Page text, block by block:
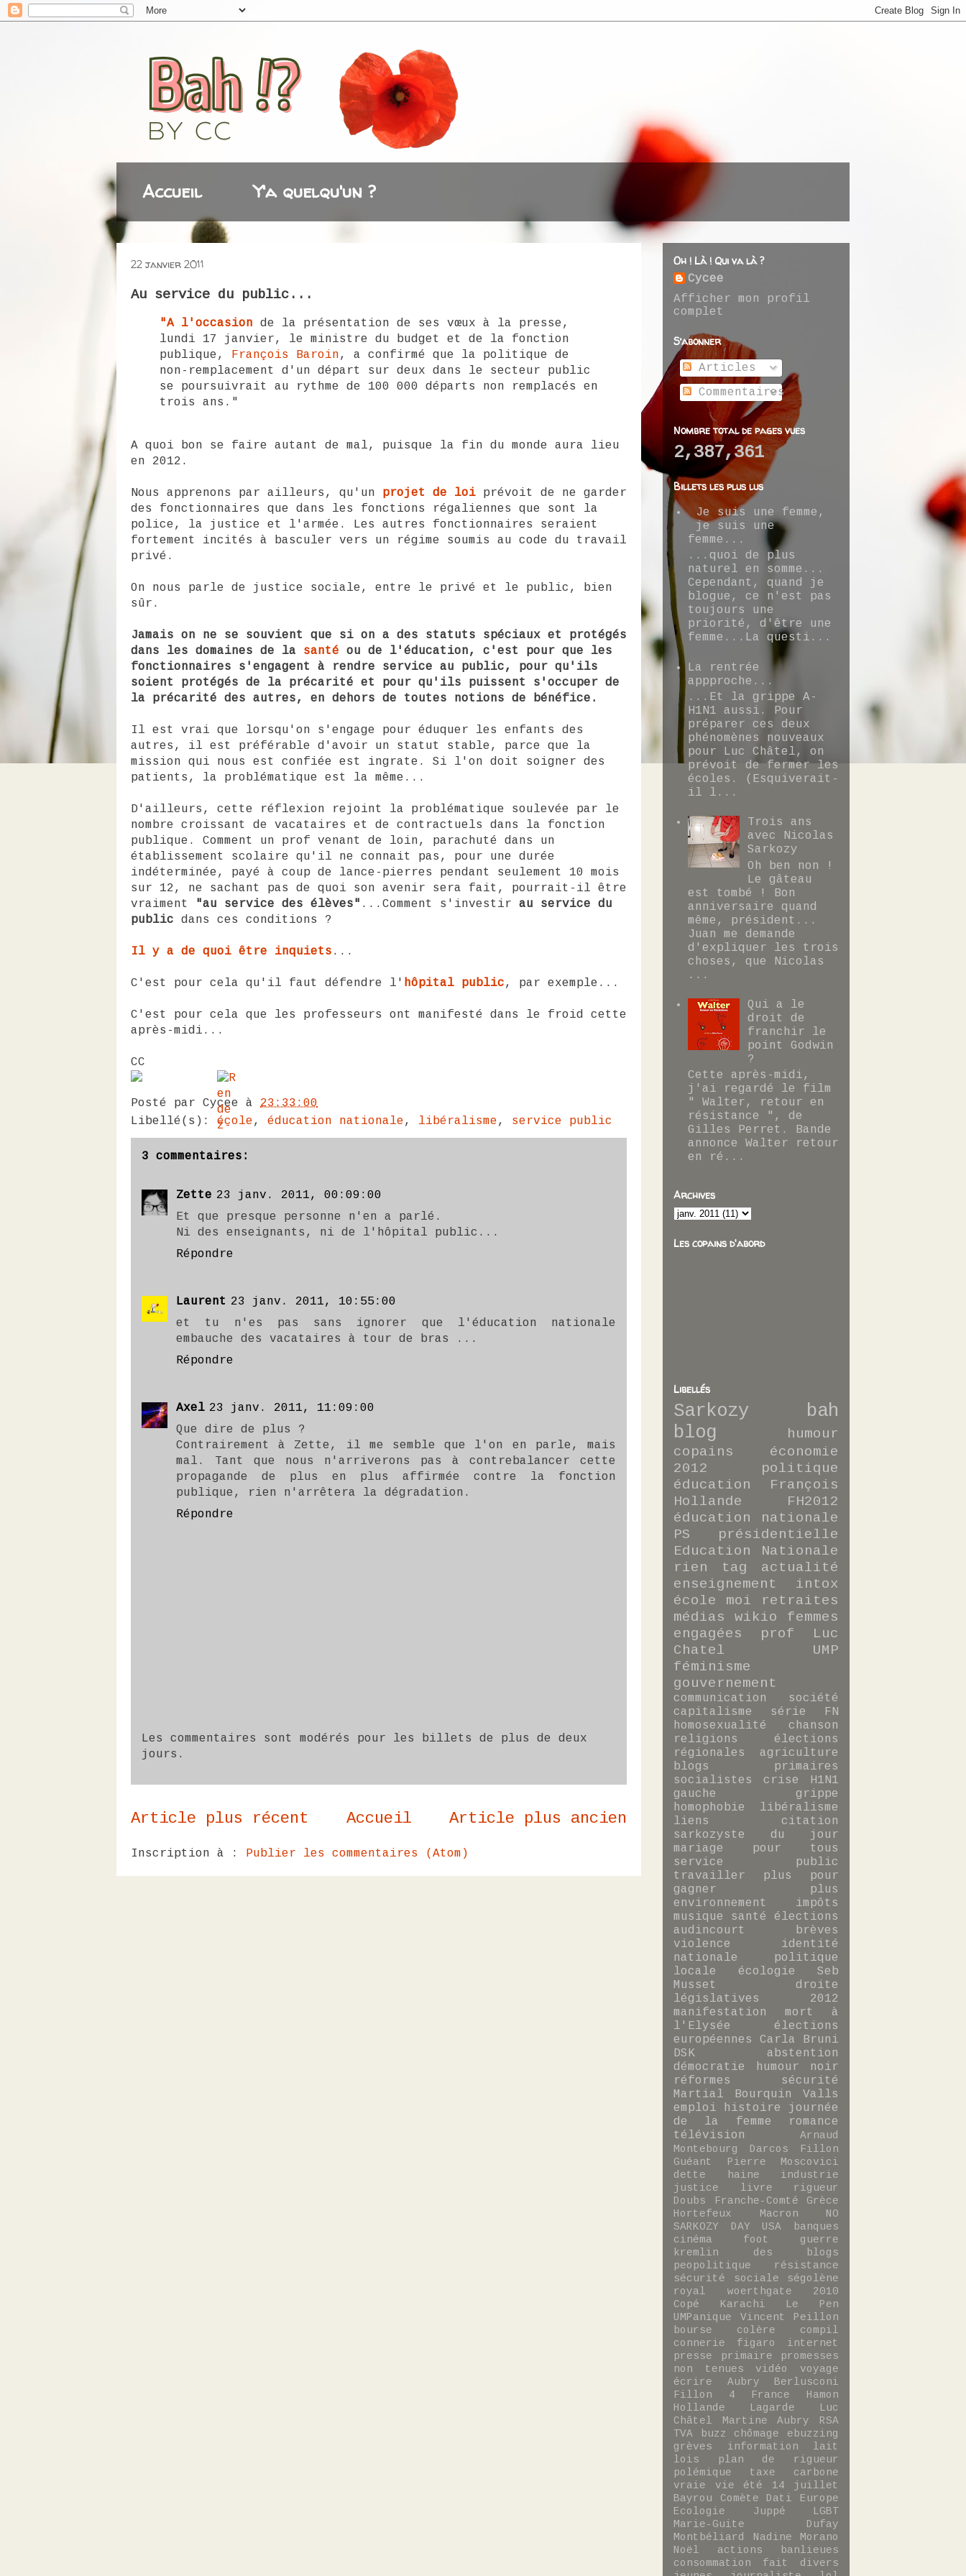
Accueil Y'a quelqu'un ?
22 janvier 2011
Au service du public...
"A l'occasion de la présentation de ses vœux à la presse,
lundi 17 janvier, le ministre du budget et de la fonction
publique, François Baroin, a confirmé que la politique de
non-remplacement d'un départ sur deux dans le secteur public
se poursuivrait au rythme de 100 000 départs non remplacés en
trois ans."
A quoi bon se faire autant de mal, puisque la fin du monde aura lieu
en 2012.
Nous apprenons par ailleurs, qu'un projet de loi prévoit de ne garder
des fonctionnaires que dans les fonctions régaliennes que sont la
police, la justice et l'armée. Les autres fonctionnaires seraient
fortement incités à basculer vers un régime soumis au code du travail
privé.
On nous parle de justice sociale, entre le privé et le public, bien
sûr.
Jamais on ne se souvient que si on a des statuts spéciaux et protégés
dans les domaines de la santé ou de l'éducation, c'est pour que les
fonctionnaires s'engagent à rendre service au public, pour qu'ils
soient protégés de la précarité et pour qu'ils puissent s'occuper de
la précarité des autres, en dehors de toutes notions de bénéfice.
Il est vrai que lorsqu'on s'engage pour éduquer les enfants des
autres, il est préférable d'avoir un statut stable, parce que la
mission qui nous est confiée est ingrate. Si l'on doit soigner des
patients, la problématique est la même...
D'ailleurs, cette réflexion rejoint la problématique soulevée par le
nombre croissant de vacataires et de contractuels dans la fonction
publique. Comment un prof venant de loin, parachuté dans un
établissement scolaire qu'il ne connait pas, pour une durée
indéterminée, payé à coup de lance-pierres pendant seulement 10 mois
sur 12, ne sachant pas de quoi son avenir sera fait, pourrait-il être
vraiment
"au service des élèves" ...Comment s'investir au service du
public dans ces conditions ?
Il y a de quoi être inquiets ...
C'est pour cela qu'il faut défendre l' hôpital public, par exemple...
C'est pour cela que les professeurs ont manifesté dans le froid cette
après-midi...
CC
Posté par Cycee à 23:33:00
Libellé(s): école, éducation nationale, libéralisme, service public
3 commentaires:
Zette 23 janv. 2011, 00:09:00
Et que presque personne n'en a parlé.
Ni des enseignants, ni de l'hôpital public...
Répondre
Laurent 23 janv. 2011, 10:55:00
et tu n'es pas sans ignorer que l'éducation nationale
embauche des vacataires à tour de bras ...
Répondre
Axel 23 janv. 2011, 11:09:00
Que dire de plus ?
Contrairement à Zette, il me semble que l'on en parle, mais
mal. Tant que nous n'arriverons pas à contrebalancer cette
propagande de plus en plus affirmée contre la fonction
publique, rien n'arrêtera la dégradation.
Répondre
Les commentaires sont modérés pour les billets de plus de deux
jours.
Article plus récent Article plus ancien
Accueil
Inscription à : Publier les commentaires (Atom)
Oh ! Là ! Qui va là ?
Cycee
Afficher mon profil
complet
S’abonner
Articles
Commentaires
Nombre total de pages vues
2,387,361
Billets les plus lus
Je suis une femme,
je suis une
femme...
...quoi de plus
naturel en somme...
Cependant, quand je
blogue, ce n'est pas
toujours une
priorité, d'être une
femme...La questi...
La rentrée
appproche...
...Et la grippe A-
H1N1 aussi. Pour
préparer ces deux
phénomènes nouveaux
pour Luc Châtel, on
prévoit de fermer les
écoles. (Esquiverait-
il l...
Trois ans
avec Nicolas
Sarkozy
Oh ben non !
Le gâteau
est tombé ! Bon
anniversaire quand
même, président...
Juan me demande
d'expliquer les trois
choses, que Nicolas
...
Qui a le
droit de
franchir le
point Godwin
?
Cette après-midi,
j'ai regardé le film
" Walter, retour en
résistance ", de
Gilles Perret. Bande
annonce Walter retour
en ré...
Archives
Les copains d'abord
Libellés
Sarkozy
bah
blog
humour
copains
économie
2012
politique
éducation
François
Hollande
FH2012
éducation nationale
PS
présidentielle
Education Nationale
rien
tag
actualité
enseignement
intox
école
moi
retraites
médias
wikio
femmes
engagées
prof
Luc
Chatel
UMP
féminisme
gouvernement
communication
société
capitalisme
série
FN
homosexualité
chanson
religions
élections
régionales
agriculture
blogs
primaires
socialistes
crise
H1N1
gauche
grippe
homophobie
libéralisme
liens
citation
sarkozyste du jour
mariage pour tous
service public
travailler plus pour
gagner plus
environnement
impôts
musique
santé
élections
audincourt
brèves
violence
identité
nationale
politique
locale
écologie
Seb
Musset
droite
législatives 2012
manifestation
mort à
l'Elysée
élections
européennes
Carla Bruni
DSK
abstention
démocratie
humour noir
réformes
sécurité
Martial Bourquin
Valls
emploi
histoire
journée
de la femme
romance
télévision
Arnaud
Montebourg
Darcos
Fillon
Guéant
Pierre Moscovici
dette
haine
industrie
justice
livre
rigueur
Doubs
Franche-Comté
Grèce
Hortefeux
Macron
NO
SARKOZY DAY
USA
banques
cinéma
foot
guerre
kremlin des blogs
peopolitique
résistance
sécurité sociale
ségolène
royal
woerthgate
2010
Copé
Karachi
Le Pen
UMPanique
Vincent Peillon
bourse
colère
compil
connerie
figaro
internet
presse
primaire
promesses
non tenues
vidéo
voyage
écrire
Aubry
Berlusconi
Fillon 4
France
Hamon
Hollande
Lagarde
Luc
Châtel
Martine Aubry
RSA
TVA
buzz chômage
ebuzzing
grèves
information
lait
lois
plan de rigueur
polémique
taxe carbone
vraie vie
été
14 juillet
Bayrou
Comète Dati
Europe
Ecologie
Juppé
LGBT
Marie-Guite Dufay
Montbéliard
Nadine Morano
Noël
actions
banlieues
consommation
fait divers